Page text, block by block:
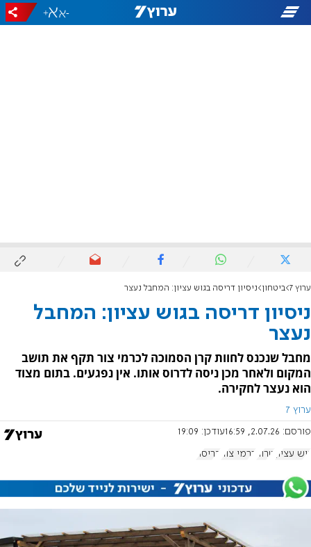
-
+
ערוץ 7 ביטחון ניסיון דריסה בגוש עציון: המחבל נעצר
ניסיון דריסה בגוש עציון: המחבל
נעצר
מחבל שנכנס לחוות קרן הסמוכה לכרמי צור תקף את תושב
המקום ולאחר מכן ניסה לדרוס אותו. אין נפגעים. בתום מצוד
הוא נעצר לחקירה.
ערוץ 7
פורסם: 2.07.26, 16:59 עודכן: 19:09
גוש עציון טרור כרמי צור דריסה